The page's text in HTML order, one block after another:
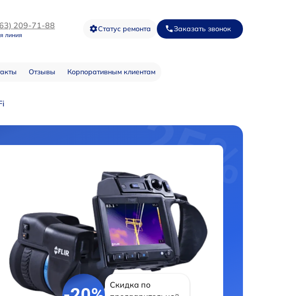
209-71-88
линия
Статус ремонта Заказать звонок
Отзывы Корпоративным клиентам
Скидка по